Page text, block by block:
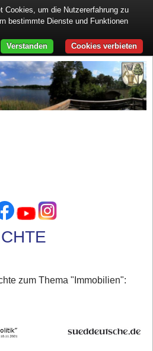
zum Thema "Immobilien":
Cookies, um die Nutzererfahrung zu
bestimmte Dienste und Funktionen
Cookies verbieten
Verstanden